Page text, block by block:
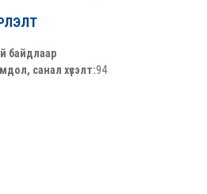
байдлаар
санал хүсэлт:94